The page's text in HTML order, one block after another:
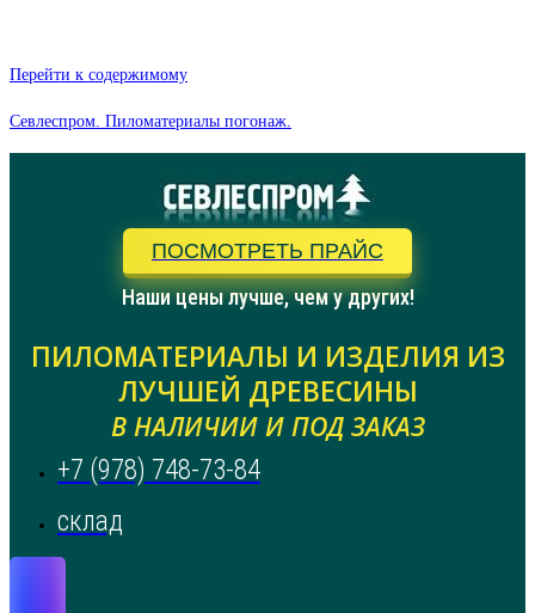
Перейти к содержимому
Севлеспром. Пиломатериалы погонаж.
ПОСМОТРЕТЬ ПРАЙС
Наши цены лучше, чем у других!
ПИЛОМАТЕРИАЛЫ И ИЗДЕЛИЯ ИЗ
ЛУЧШЕЙ ДРЕВЕСИНЫ
В НАЛИЧИИ И ПОД ЗАКАЗ
+7 (978) 748-73-84
склад